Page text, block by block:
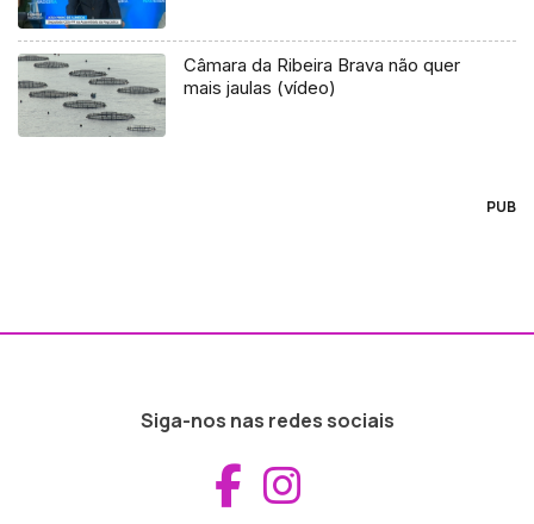
Câmara da Ribeira Brava não quer
mais jaulas (vídeo)
PUB
Siga-nos nas redes sociais
Aceder ao